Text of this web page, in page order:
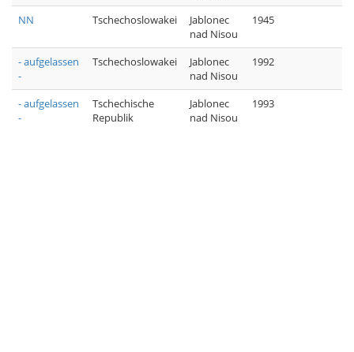
NN Tschechoslowakei
Jablonec
nad Nisou
1945
- aufgelassen
-
Tschechoslowakei
Jablonec
nad Nisou
1992
- aufgelassen
-
Tschechische
Republik
Jablonec
nad Nisou
1993